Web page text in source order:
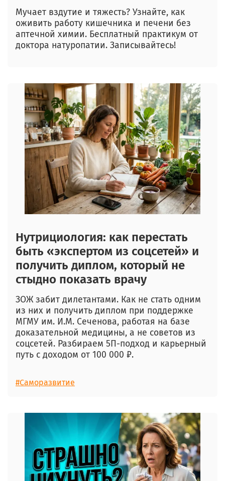
Мучает вздутие и тяжесть? Узнайте, как
оживить работу кишечника и печени без
аптечной химии. Бесплатный практикум от
доктора натуропатии. Записывайтесь!
Нутрициология: как перестать
быть «экспертом из соцсетей» и
получить диплом, который не
стыдно показать врачу
ЗОЖ забит дилетантами. Как не стать одним
из них и получить диплом при поддержке
МГМУ им. И.М. Сеченова, работая на базе
доказательной медицины, а не советов из
соцсетей. Разбираем 5П-подход и карьерный
путь с доходом от 100 000 ₽.
#Саморазвитие